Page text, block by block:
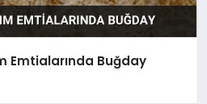
Emtialarında Buğday